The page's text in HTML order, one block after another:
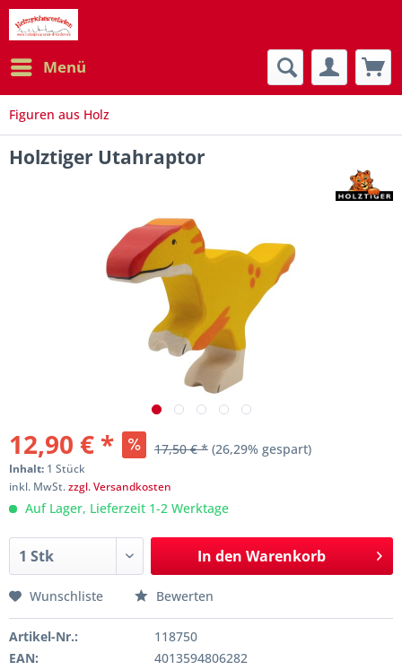
Menü
Figuren aus Holz
Holztiger Utahraptor
12,90 € * 17,50 € * (26,29% gespart)
Inhalt: 1 Stück
inkl. MwSt.zzgl. Versandkosten
Auf Lager, Lieferzeit 1-2 Werktage
In den Warenkorb
Wunschliste Bewerten
Artikel-Nr.:
118750
EAN:
4013594806282